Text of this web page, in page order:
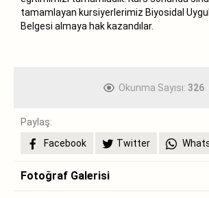
tamamlayan kursiyerlerimiz Biyosidal
Belgesi almaya hak kazandılar.
Okunma Sayısı: 326
Paylaş:
Facebook
Twitter
Fotoğraf Galerisi